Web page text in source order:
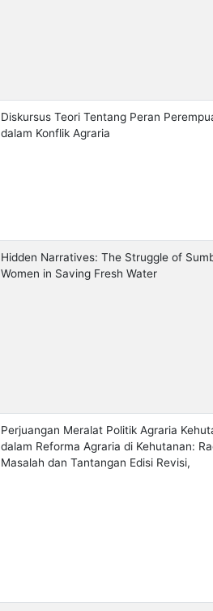
Diskursus Teori Tentang Peran
dalam Konflik Agraria
Hidden Narratives: The Struggle of
Women in Saving Fresh Water
Perjuangan Meralat Politik Agraria
dalam Reforma Agraria di Kehutanan:
Masalah dan Tantangan Edisi Revisi,